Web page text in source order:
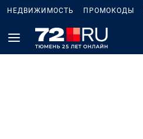
НЕДВИЖИМОСТЬ ПРОМОКОДЫ